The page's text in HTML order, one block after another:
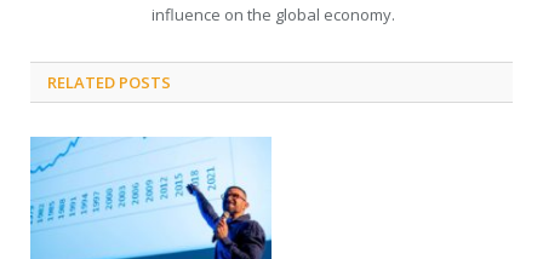
influence on the global economy.
RELATED POSTS